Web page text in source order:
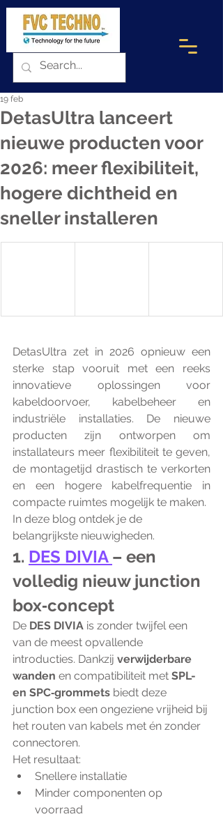
DetasUltra lanceert
nieuwe producten voor
2026: meer flexibiliteit,
hogere dichtheid en
sneller installeren
19 feb
DetasUltra zet in 2026 opnieuw een
sterke stap vooruit met een reeks
innovatieve oplossingen voor
kabeldoorvoer, kabelbeheer en
industriële installaties. De nieuwe
producten zijn ontworpen om
installateurs meer flexibiliteit te geven,
de montagetijd drastisch te verkorten
en een hogere kabelfrequentie in
compacte ruimtes mogelijk te maken.
In deze blog ontdek je de
belangrijkste nieuwigheden.
1. DES DIVIA – een
volledig nieuw junction
box‑concept
De DES DIVIA is zonder twijfel een
van de meest opvallende
introducties. Dankzij verwijderbare
wanden en compatibiliteit met SPL-
en SPC‑grommets biedt deze
junction box een ongeziene vrijheid bij
het routen van kabels met én zonder
connectoren.
Het resultaat:
Snellere installatie
Minder componenten op
voorraad